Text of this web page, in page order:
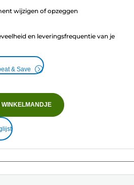
wijzigen of opzeggen
en leveringsfrequentie van je
& Save
WINKELMANDJE